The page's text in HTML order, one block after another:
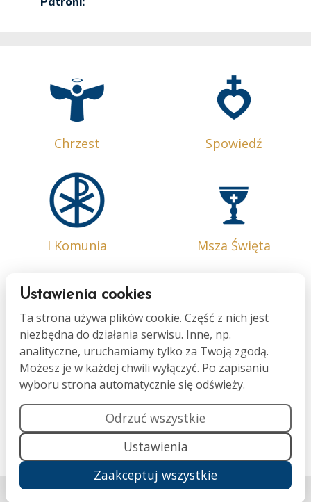
Chrzest Spowiedź
I Komunia Msza Święta
Bierzmowanie Małżeństwo
Ustawienia cookies
Ta strona używa plików cookie. Część z nich jest
niezbędna do działania serwisu. Inne, np.
analityczne, uruchamiamy tylko za Twoją zgodą.
Możesz je w każdej chwili wyłączyć. Po zapisaniu
wyboru strona automatycznie się odświeży.
Odrzuć wszystkie
Ustawienia
Zaakceptuj wszystkie